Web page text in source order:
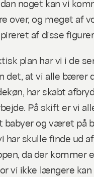
noget kan vi
over, og meget af
af disse
plan har vi i de
det, at vi alle bærer
har skabt
På skift er vi
babyer og været på
har skulle finde ud
da der kommer
vi ikke længere